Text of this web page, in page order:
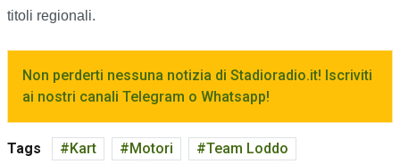
titoli regionali.
Non perderti nessuna notizia di Stadioradio.it! Iscriviti
ai nostri canali Telegram o Whatsapp!
Tags Kart Motori
Team Loddo